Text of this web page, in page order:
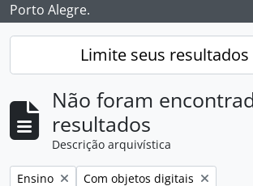
Porto Alegre.
Limite seus
Não foram
resultados
Descrição arquivística
Remover filtro:
Ensino Remover filtro:
Com objetos digitais